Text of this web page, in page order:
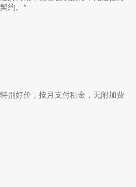
约。*
别好价，按月支付租金，无附加费